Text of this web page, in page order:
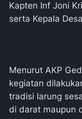
Kapten Inf Joni
serta Kepala
Menurut AKP
kegiatan
tradisi larung
di darat maupun